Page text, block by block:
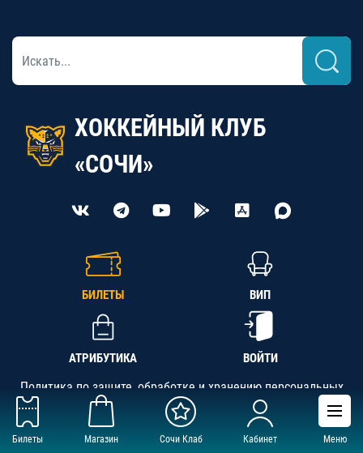
Билеты Магазин Сочи Клаб Кабинет Меню
ХОККЕЙНЫЙ КЛУБ
«СОЧИ»
БИЛЕТЫ ВИП
АТРИБУТИКА ВОЙТИ
Политика по защите, обработке и хранению персональных
данных
АНО «СК «Кубань-Регион», ОГРН 1142300002349,